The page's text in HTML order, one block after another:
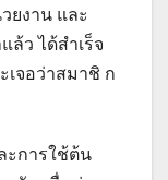
ยงาน และ
ว ได้สำเร็จ
จอว่าสมาชิ ก
ะการใช้ต้น